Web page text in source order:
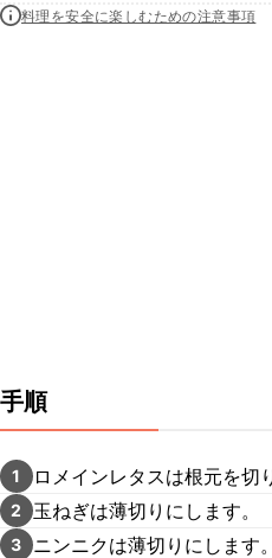
料理を安全に楽しむための注意事項
手順
1 ロメインレタスは根元を切
2 玉ねぎは薄切りにします。
3 ニンニクは薄切りにします。